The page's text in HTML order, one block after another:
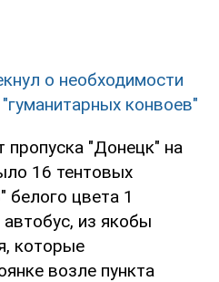
о необходимости
конвоев"
пропуска "Донецк" на
16 тентовых
цвета 1
из якобы
которые
возле пункта